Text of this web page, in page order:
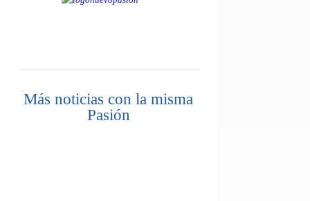
Más noticias con la misma
Pasión